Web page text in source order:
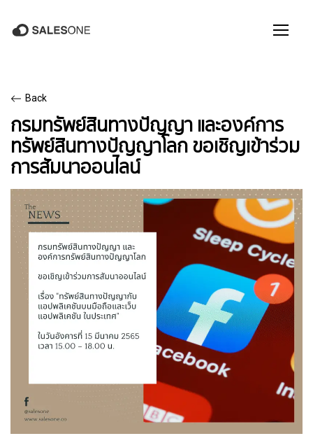
Back
กรมทรัพย์สินทางปัญญา และองค์การ
ทรัพย์สินทางปัญญาโลก ขอเชิญเข้าร่วม
การสัมนาออนไลน์